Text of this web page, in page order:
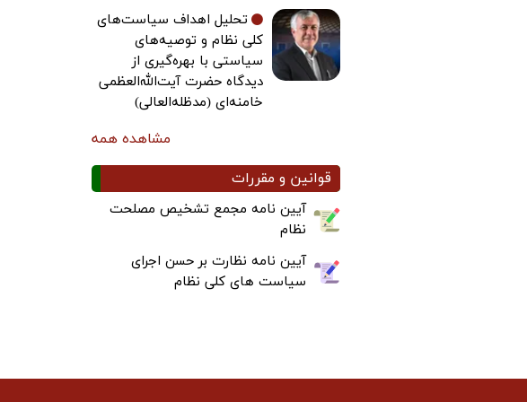
تحلیل اهداف سیاست‌های
کلی نظام و توصیه‌های
سیاستی با بهره‌گیری از
دیدگاه حضرت آیت‌الله‌العظمی
خامنه‌ای (مدظله‌العالی)
مشاهده همه
قوانین و مقررات
آیین نامه مجمع تشخیص مصلحت
نظام
آیین نامه نظارت بر حسن اجرای
سیاست های کلی نظام